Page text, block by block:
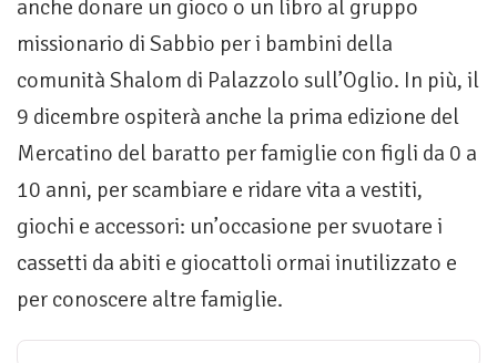
anche donare un gioco o un libro al gruppo
missionario di Sabbio per i bambini della
comunità Shalom di Palazzolo sull’Oglio. In più, il
9 dicembre ospiterà anche la prima edizione del
Mercatino del baratto per famiglie con figli da 0 a
10 anni, per scambiare e ridare vita a vestiti,
giochi e accessori: un’occasione per svuotare i
cassetti da abiti e giocattoli ormai inutilizzato e
per conoscere altre famiglie.